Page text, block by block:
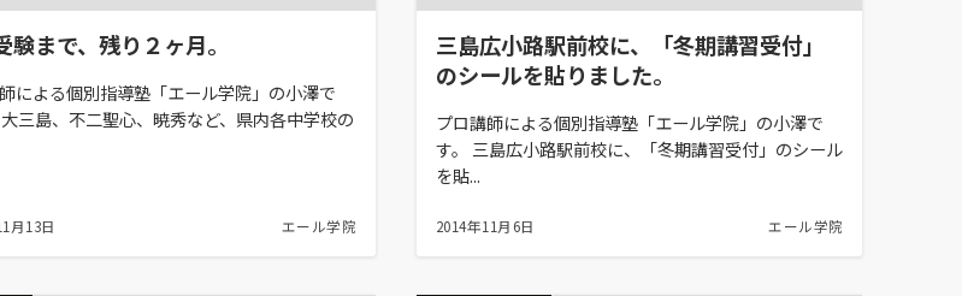
験まで、残り２ヶ月。
による個別指導塾「エール学院」の小澤で
三島、不二聖心、暁秀など、県内各中学校の
月13日 エール学院
三島広小路駅前校に、「冬期講習受付」
のシールを貼りました。
プロ講師による個別指導塾「エール学院」の小澤で
す。 三島広小路駅前校に、「冬期講習受付」のシール
を貼...
2014年11月6日 エール学院